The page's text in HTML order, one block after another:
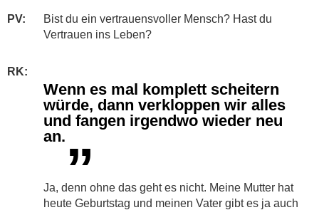
PV:
Bist du ein vertrauensvoller Mensch? Hast du
Vertrauen ins Leben?
RK:
Wenn es mal komplett scheitern
würde, dann verkloppen wir alles
und fangen irgendwo wieder neu
an.”
Ja, denn ohne das geht es nicht. Meine Mutter hat
heute Geburtstag und meinen Vater gibt es ja auch